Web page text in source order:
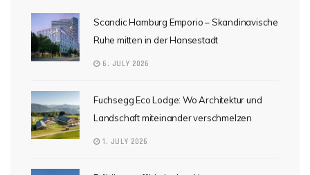
Scandic Hamburg Emporio – Skandinavische
Ruhe mitten in der Hansestadt
6. JULY 2026
Fuchsegg Eco Lodge: Wo Architektur und
Landschaft miteinander verschmelzen
1. JULY 2026